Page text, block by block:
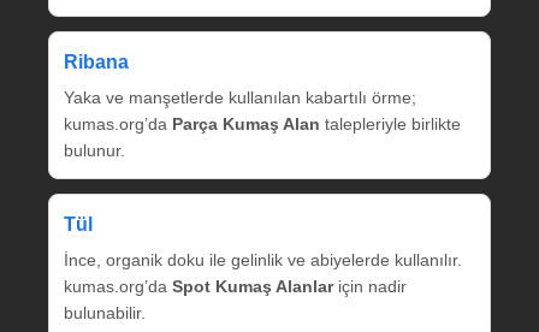
Ribana
Yaka ve manşetlerde kullanılan kabartılı örme;
kumas.org’da Parça Kumaş Alan talepleriyle birlikte
bulunur.
Tül
İnce, organik doku ile gelinlik ve abiyelerde kullanılır.
kumas.org’da Spot Kumaş Alanlariçin nadir
bulunabilir.